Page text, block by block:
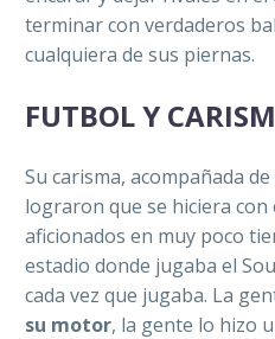
terminar con verdaderos
cualquiera de sus piernas.
FUTBOL Y
Su carisma, acompañada
lograron que se hiciera con
aficionados en muy poco
estadio donde jugaba el
cada vez que jugaba. La
su motor, la gente lo hizo